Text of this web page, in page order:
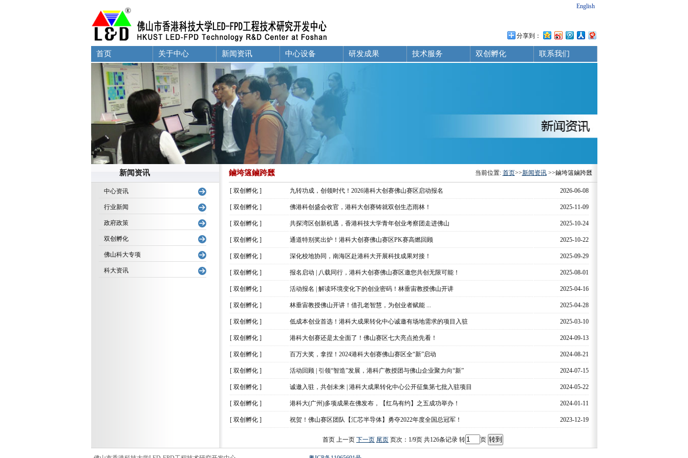
English
分享到：
首页 关于中心 新闻资讯 中心设备 研发成果 技术服务 双创孵化 联系我们
新闻资讯
中心资讯
行业新闻
政府政策
双创孵化
佛山科大专项
科大资讯
当前位置: 首页>>新闻资讯>>鏀垮簻鏀跨瓥
鏀垮簻鏀跨瓥
[双创孵化] 九转功成，创领时代！2026港科大创赛佛山赛区启动报名 2026-06-08
[双创孵化] 佛港科创盛会收官，港科大创赛铸就双创生态雨林！ 2025-11-09
[双创孵化] 共探湾区创新机遇，香港科技大学青年创业考察团走进佛山 2025-10-24
[双创孵化] 通道特别奖出炉！港科大创赛佛山赛区PK赛高燃回顾 2025-10-22
[双创孵化] 深化校地协同，南海区赴港科大开展科技成果对接！ 2025-09-29
[双创孵化] 报名启动 | 八载同行，港科大创赛佛山赛区邀您共创无限可能！ 2025-08-01
[双创孵化] 活动报名 | 解读环境变化下的创业密码！林垂宙教授佛山开讲 2025-04-16
[双创孵化] 林垂宙教授佛山开讲！借孔老智慧，为创业者赋能 ... 2025-04-28
[双创孵化] 低成本创业首选！港科大成果转化中心诚邀有场地需求的项目入驻 2025-03-10
[双创孵化] 港科大创赛还是太全面了！佛山赛区七大亮点抢先看！ 2024-09-13
[双创孵化] 百万大奖，拿捏！2024港科大创赛佛山赛区全“新”启动 2024-08-21
[双创孵化] 活动回顾 | 引领“智造”发展，港科广教授团与佛山企业聚力向“新” 2024-07-15
[双创孵化] 诚邀入驻，共创未来 | 港科大成果转化中心公开征集第七批入驻项目 2024-05-22
[双创孵化] 港科大(广州)多项成果在佛发布，【红鸟有约】之五成功举办！ 2024-01-11
[双创孵化] 祝贺！佛山赛区团队【汇芯半导体】勇夺2022年度全国总冠军！ 2023-12-19
首页 上一页 下一页 尾页 页次：1/9页 共126条记录 转 页